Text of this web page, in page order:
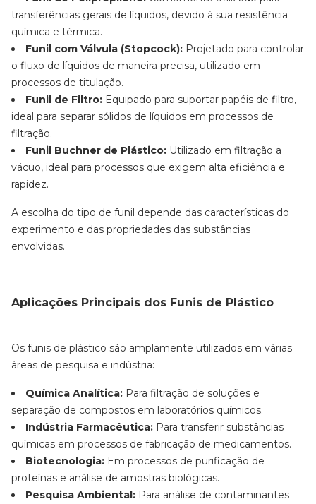
transferências gerais de líquidos, devido à sua resistência
química e térmica.
Funil com Válvula (Stopcock): Projetado para controlar
o fluxo de líquidos de maneira precisa, utilizado em
processos de titulação.
Funil de Filtro: Equipado para suportar papéis de filtro,
ideal para separar sólidos de líquidos em processos de
filtração.
Funil Buchner de Plástico: Utilizado em filtração a
vácuo, ideal para processos que exigem alta eficiência e
rapidez.
A escolha do tipo de funil depende das características do
experimento e das propriedades das substâncias
envolvidas.
Aplicações Principais dos Funis de Plástico
Os funis de plástico são amplamente utilizados em várias
áreas de pesquisa e indústria:
Química Analítica: Para filtração de soluções e
separação de compostos em laboratórios químicos.
Indústria Farmacêutica: Para transferir substâncias
químicas em processos de fabricação de medicamentos.
Biotecnologia: Em processos de purificação de
proteínas e análise de amostras biológicas.
Pesquisa Ambiental: Para análise de contaminantes